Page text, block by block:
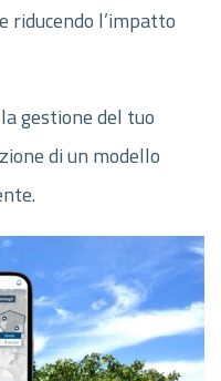
riducendo l’impatto
gestione del tuo
di un modello